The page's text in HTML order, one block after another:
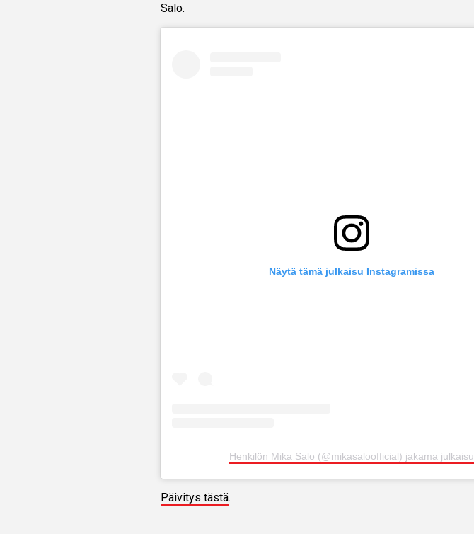
Salo.
Näytä tämä julkaisu Instagramissa
Henkilön Mika Salo (@mikasaloofficial) jakama julkaisu
Päivitys tästä.